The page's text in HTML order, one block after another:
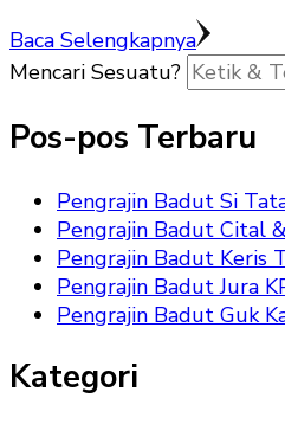
Baca Selengkapnya
Mencari Sesuatu?
Pos-pos Terbaru
Pengrajin Badut Si
Pengrajin Badut Cital
Pengrajin Badut Keris
Pengrajin Badut Jura
Pengrajin Badut Guk
Kategori